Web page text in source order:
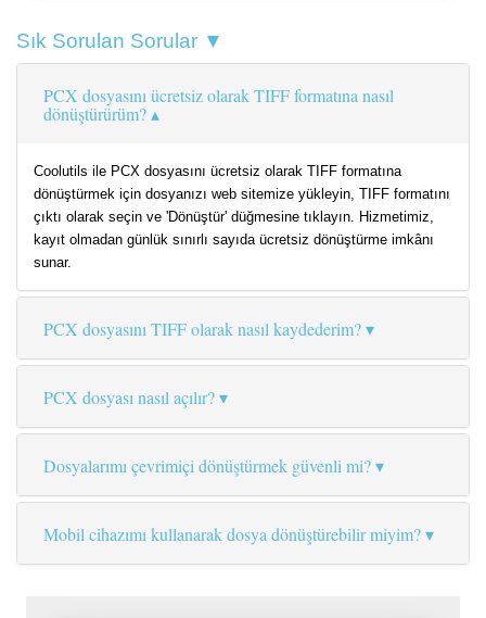
Sık Sorulan Sorular ▼
PCX dosyasını ücretsiz olarak TIFF formatına nasıl
dönüştürürüm?
Coolutils ile PCX dosyasını ücretsiz olarak TIFF formatına
dönüştürmek için dosyanızı web sitemize yükleyin, TIFF formatını
çıktı olarak seçin ve 'Dönüştür' düğmesine tıklayın. Hizmetimiz,
kayıt olmadan günlük sınırlı sayıda ücretsiz dönüştürme imkânı
sunar.
PCX dosyasını TIFF olarak nasıl kaydederim?
PCX dosyası nasıl açılır?
Dosyalarımı çevrimiçi dönüştürmek güvenli mi?
Mobil cihazımı kullanarak dosya dönüştürebilir miyim?